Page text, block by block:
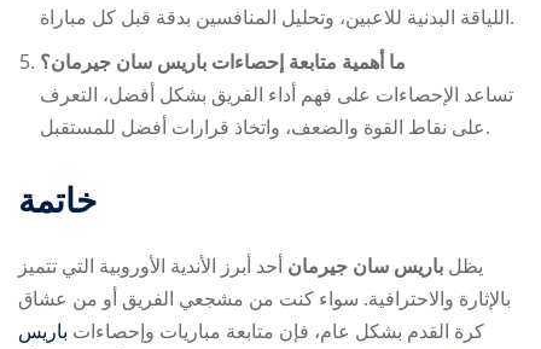
اللياقة البدنية للاعبين، وتحليل المنافسين بدقة قبل كل مباراة.
ما أهمية متابعة إحصاءات باريس سان جيرمان؟
تساعد الإحصاءات على فهم أداء الفريق بشكل أفضل، التعرف
على نقاط القوة والضعف، واتخاذ قرارات أفضل للمستقبل.
خاتمة
يظل باريس سان جيرمان أحد أبرز الأندية الأوروبية التي تتميز
بالإثارة والاحترافية. سواء كنت من مشجعي الفريق أو من عشاق
كرة القدم بشكل عام، فإن متابعة مباريات وإحصاءات باريس